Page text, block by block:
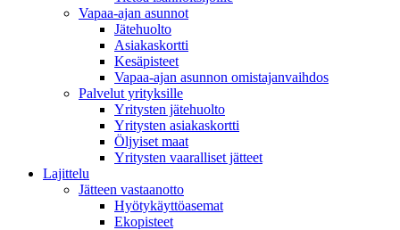
Vapaa-ajan asunnot
Jätehuolto
Asiakaskortti
Kesäpisteet
Vapaa-ajan asunnon omistajanvaihdos
Palvelut yrityksille
Yritysten jätehuolto
Yritysten asiakaskortti
Öljyiset maat
Yritysten vaaralliset jätteet
Lajittelu
Jätteen vastaanotto
Hyötykäyttöasemat
Ekopisteet